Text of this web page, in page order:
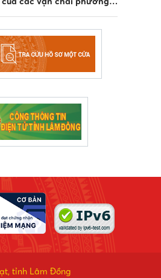
tỉnh Lâm Đồng